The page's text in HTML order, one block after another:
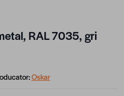
RAL 7035, gri
Oskar